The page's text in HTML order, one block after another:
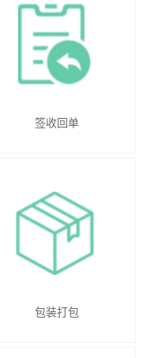
签收回单
包装打包